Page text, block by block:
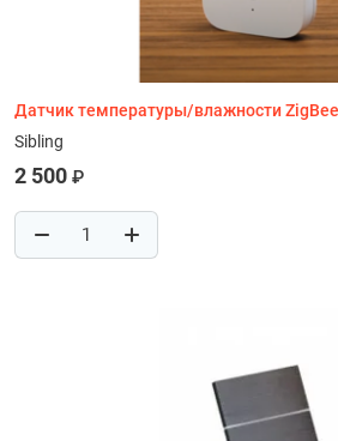
Датчик температуры/влажности
Sibling
2 500 ₽